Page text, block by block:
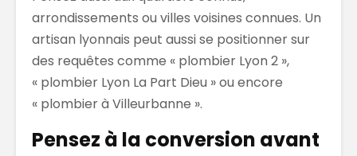
arrondissements ou villes voisines connues. Un
artisan lyonnais peut aussi se positionner sur
des requêtes comme « plombier Lyon 2 »,
« plombier Lyon La Part Dieu » ou encore
« plombier à Villeurbanne ».
Pensez à la conversion avant